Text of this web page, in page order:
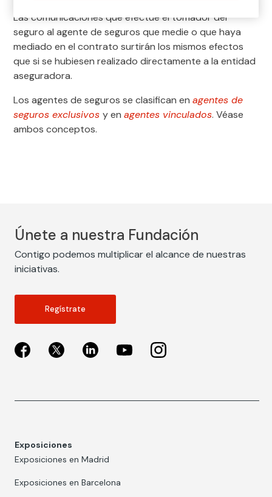
Las comunicaciones que efectúe el tomador del
seguro al agente de seguros que medie o que haya
mediado en el contrato surtirán los mismos efectos
que si se hubiesen realizado directamente a la entidad
aseguradora.
Los agentes de seguros se clasifican enagentes de
seguros exclusivos y enagentes vinculados. Véase
ambos conceptos.
Únete a nuestra Fundación
Contigo podemos multiplicar el alcance de nuestras
iniciativas.
Regístrate
Exposiciones
Exposiciones en Madrid
Exposiciones en Barcelona